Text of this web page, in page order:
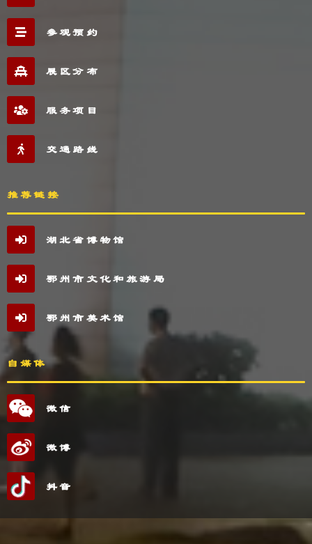
参观预约
展区分布
服务项目
交通路线
推荐链接
湖北省博物馆
鄂州市文化和旅游局
鄂州市美术馆
自媒体
微信
微博
抖音